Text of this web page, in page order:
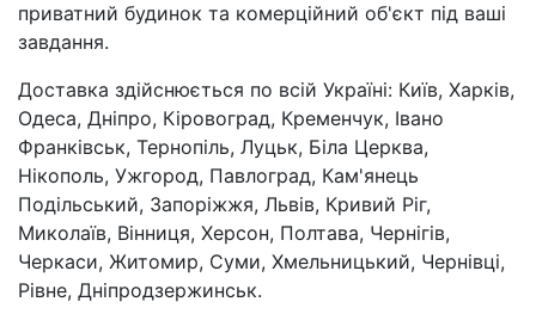
приватний будинок та комерційний об'єкт під ваші
завдання.
Доставка здійснюється по всій Україні: Київ, Харків,
Одеса, Дніпро, Кіровоград, Кременчук, Івано
Франківськ, Тернопіль, Луцьк, Біла Церква,
Нікополь, Ужгород, Павлоград, Кам'янець
Подільський, Запоріжжя, Львів, Кривий Ріг,
Миколаїв, Вінниця, Херсон, Полтава, Чернігів,
Черкаси, Житомир, Суми, Хмельницький, Чернівці,
Рівне, Дніпродзержинськ.